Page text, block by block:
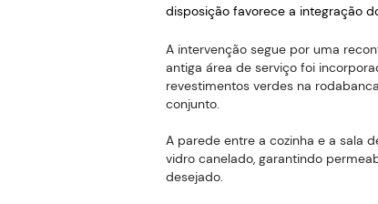
disposição favorece a integração
A intervenção segue por uma
antiga área de serviço foi
revestimentos verdes na
conjunto.
A parede entre a cozinha e a sala
vidro canelado, garantindo
desejado.